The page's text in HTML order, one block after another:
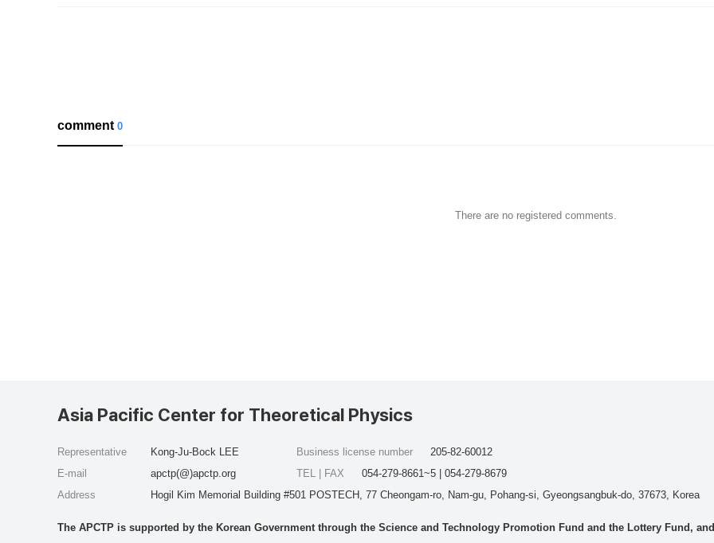
comment0
There are no registered comments.
Asia Pacific Center for Theoretical Physics
Representative
Kong-Ju-Bock LEE
E-mail
apctp(@)apctp.org
Address
Hogil Kim Memorial Building #501 POSTECH, 77 Cheongam-ro, Nam-gu, Pohang-si, Gyeongsangbuk-do, 37673, Korea
Business license number
205-82-60012
TEL | FAX
054-279-8661~5 | 054-279-8679
The APCTP is supported by the Korean Government through the Science and Technology Promotion Fund and the Lottery Fund,